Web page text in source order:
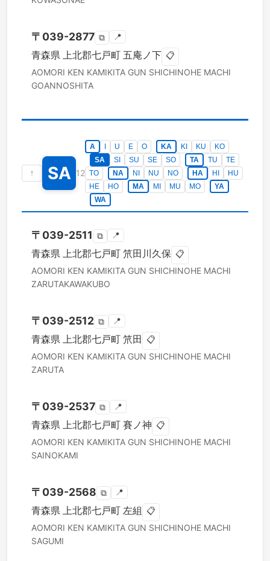
〒 039-2877 ⧉ 📍
青森県 上北郡七戸町 五庵ノ下 📋
AOMORI KEN KAMIKITA GUN SHICHINOHE MACHI
GOANNOSHITA
↑ SA 12
A U E O KA KI KU
KO
SA
SI SU SE SO TA TU
TE
TO
NA NI NU NO HA HI
HU
HE
HO MA MI MU MO
YA
WA
〒 039-2511 ⧉ 📍
青森県 上北郡七戸町 笊田川久保 📋
AOMORI KEN KAMIKITA GUN SHICHINOHE MACHI
ZARUTAKAWAKUBO
〒 039-2512 ⧉ 📍
青森県 上北郡七戸町 笊田 📋
AOMORI KEN KAMIKITA GUN SHICHINOHE MACHI
ZARUTA
〒 039-2537 ⧉ 📍
青森県 上北郡七戸町 賽ノ神 📋
AOMORI KEN KAMIKITA GUN SHICHINOHE MACHI
SAINOKAMI
〒 039-2568 ⧉ 📍
青森県 上北郡七戸町 左組 📋
AOMORI KEN KAMIKITA GUN SHICHINOHE MACHI
SAGUMI